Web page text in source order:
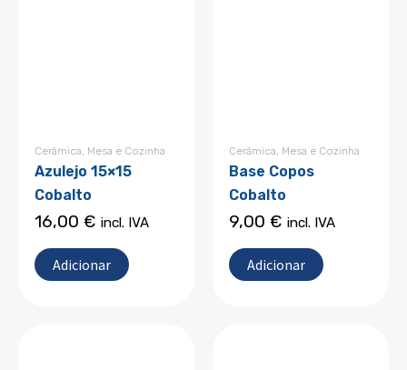
Cerâmica, Mesa e Cozinha
Azulejo 15×15
Cobalto
16,00 € incl. IVA
Adicionar
Cerâmica, Mesa e Cozinha
Base Copos
Cobalto
9,00 € incl. IVA
Adicionar